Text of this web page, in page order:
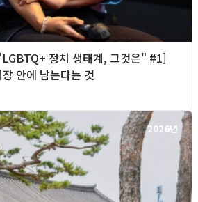
정치 생태계, 그것은" #1]
안에 남는다는 것
2026년